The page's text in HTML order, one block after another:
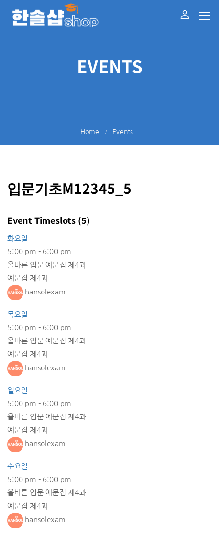
EVENTS
Home Events
입문기초M12345_5
Event Timeslots (5)
화요일
5:00 pm - 6:00 pm
올바른 입문 예문집 제4과
예문집 제4과
hansolexam
목요일
5:00 pm - 6:00 pm
올바른 입문 예문집 제4과
예문집 제4과
hansolexam
월요일
5:00 pm - 6:00 pm
올바른 입문 예문집 제4과
예문집 제4과
hansolexam
수요일
5:00 pm - 6:00 pm
올바른 입문 예문집 제4과
예문집 제4과
hansolexam